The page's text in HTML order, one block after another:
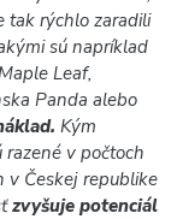
tak rýchlo zaradili
sú napríklad
Leaf,
Panda alebo
Kým
v počtoch
v Českej republike
zvyšuje potenciál